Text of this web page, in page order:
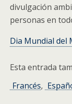
divulgación
personas en
Dia Mundial del
Esta entrada
Francés